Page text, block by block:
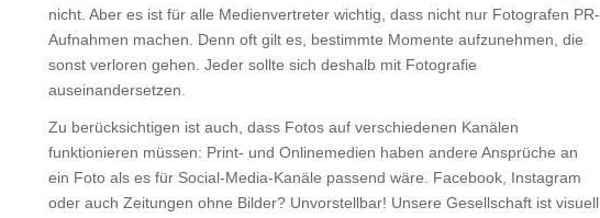
nicht. Aber es ist für alle Medienvertreter wichtig, dass nicht nur Fotografen PR-
Aufnahmen machen. Denn oft gilt es, bestimmte Momente aufzunehmen, die
sonst verloren gehen. Jeder sollte sich deshalb mit Fotografie
auseinandersetzen.
Zu berücksichtigen ist auch, dass Fotos auf verschiedenen Kanälen
funktionieren müssen: Print- und Onlinemedien haben andere Ansprüche an
ein Foto als es für Social-Media-Kanäle passend wäre. Facebook, Instagram
oder auch Zeitungen ohne Bilder? Unvorstellbar! Unsere Gesellschaft ist visuell